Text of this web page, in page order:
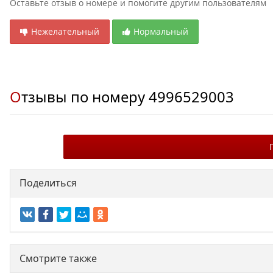
Оставьте отзыв о номере и помогите другим пользователям
Нежелательный Нормальный
Отзывы по номеру4996529003
Поделиться
Смотрите также